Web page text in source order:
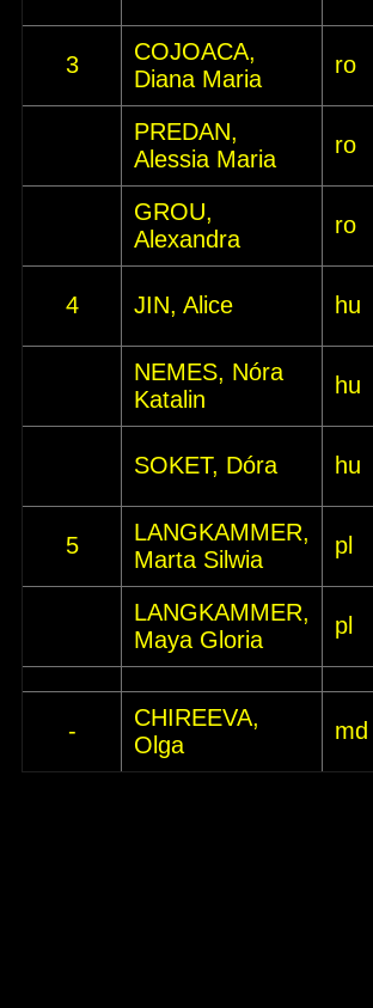
3
COJOACA,
Diana Maria
ro
PREDAN,
Alessia Maria
ro
GROU,
Alexandra
ro
4 JIN, Alice hu
NEMES, Nóra
Katalin
hu
SOKET, Dóra hu
5
LANGKAMMER,
Marta Silwia
pl
LANGKAMMER,
Maya Gloria
pl
-
CHIREEVA,
Olga
md